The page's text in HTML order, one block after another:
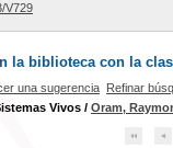
V729
la biblioteca con la
una sugerencia Refinar
Vivos / Oram,